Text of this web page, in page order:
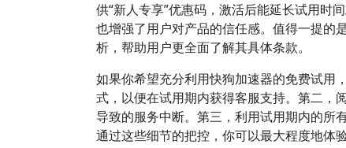
供“新人专享”优惠码，激活后能延长试用时
也增强了用户对产品的信任感。值得一提的
析，帮助用户更全面了解其具体条款。
如果你希望充分利用快狗加速器的免费试用
式，以便在试用期内获得客服支持。第二，
导致的服务中断。第三，利用试用期内的所
通过这些细节的把控，你可以最大程度地体